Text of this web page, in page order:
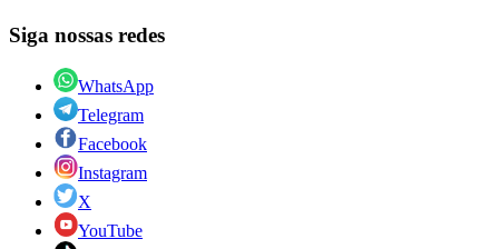
Siga nossas redes
WhatsApp
Telegram
Facebook
Instagram
X
YouTube